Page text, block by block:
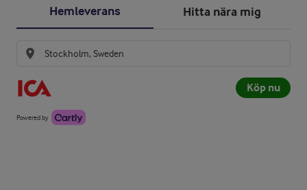
Hemleverans Hitta nära mig
Köp nu
Powered by